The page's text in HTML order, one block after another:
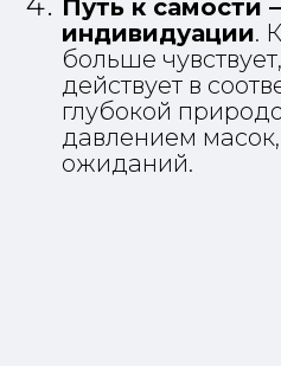
Путь к самости
индивидуации.
больше
действует в
глубокой
давлением
ожиданий.